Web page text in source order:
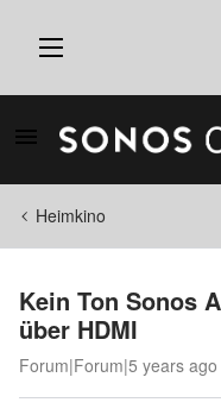
Heimkino
Kein Ton Sonos
über HDMI
Forum|Forum|5 years ago